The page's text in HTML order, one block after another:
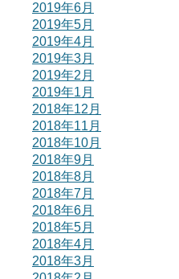
2019年6月
2019年5月
2019年4月
2019年3月
2019年2月
2019年1月
2018年12月
2018年11月
2018年10月
2018年9月
2018年8月
2018年7月
2018年6月
2018年5月
2018年4月
2018年3月